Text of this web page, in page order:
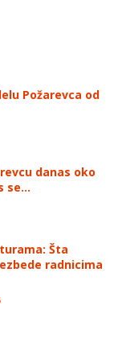
Požarevca od
danas oko
se...
Šta
radnicima